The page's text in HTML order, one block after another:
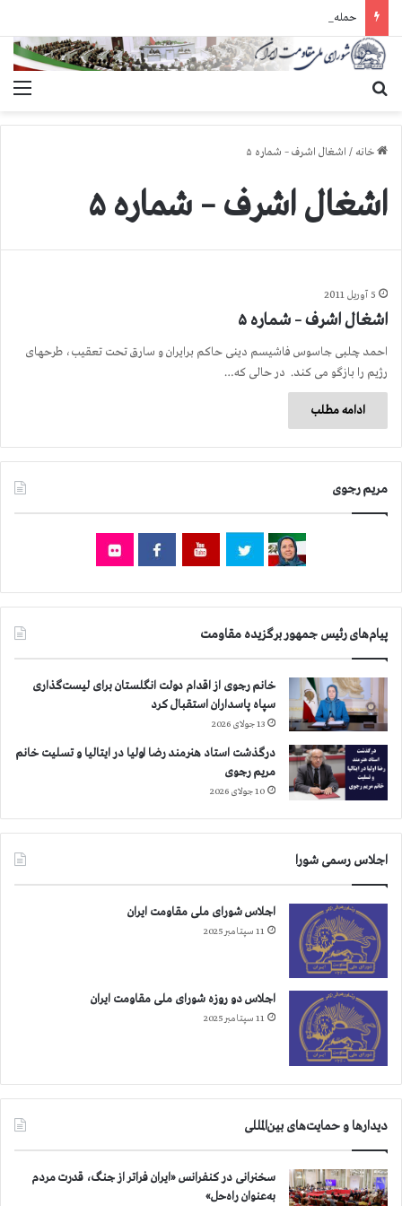
خانه / اشغال اشرف – شماره ۵
اشغال اشرف – شماره ۵
5 آوریل 2011
اشغال اشرف – شماره ۵
احمد چلبی جاسوس فاشیسم دینی حاکم برایران و سارق تحت تعقیب، طرحهای
رژیم را بازگو می کند. در حالی که…
ادامه مطلب
مریم رجوی
پیام‌های رئیس جمهور برگزیده مقاومت
خانم رجوی از اقدام دولت انگلستان برای لیست‌گذاری
سپاه پاسداران استقبال کرد
13 جولای 2026
درگذشت استاد هنرمند رضا اولیا در ایتالیا و تسلیت خانم
مریم رجوی
10 جولای 2026
اجلاس رسمی شورا
اجلاس شورای ملی مقاومت ایران
11 سپتامبر 2025
اجلاس دو روزه شورای ملی مقاومت ایران
11 سپتامبر 2025
دیدارها و حمایت‌های بین‌المللی
سخنرانی در کنفرانس «ایران فراتر از جنگ، قدرت مردم
به‌عنوان راه‌حل»